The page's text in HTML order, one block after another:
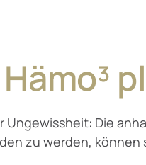
Hämo³
Die
zu werden, können